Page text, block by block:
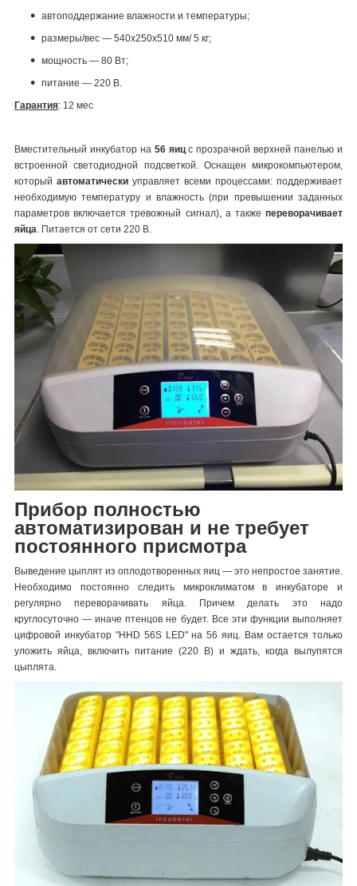
автоподдержание влажности и температуры;
размеры/вес — 540x250x510 мм/ 5 кг;
мощность — 80 Вт;
питание — 220 В.
Гарантия: 12 мес
Вместительный инкубатор на 56 яиц с прозрачной верхней панелью и
встроенной светодиодной подсветкой. Оснащен микрокомпьютером,
который автоматически управляет всеми процессами: поддерживает
необходимую температуру и влажность (при превышении заданных
параметров включается тревожный сигнал), а также переворачивает
яйца . Питается от сети 220 В.
Прибор полностью
автоматизирован и не требует
постоянного присмотра
Выведение цыплят из оплодотворенных яиц — это непростое занятие.
Необходимо постоянно следить микроклиматом в инкубаторе и
регулярно переворачивать яйца. Причем делать это надо
круглосуточно — иначе птенцов не будет. Все эти функции выполняет
цифровой инкубатор "HHD 56S LED" на 56 яиц. Вам остается только
уложить яйца, включить питание (220 В) и ждать, когда вылупятся
цыплята.